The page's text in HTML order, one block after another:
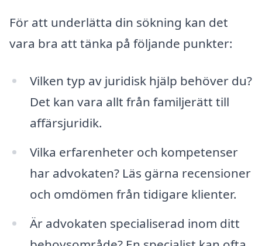
För att underlätta din sökning kan det
vara bra att tänka på följande punkter:
Vilken typ av juridisk hjälp behöver du?
Det kan vara allt från familjerätt till
affärsjuridik.
Vilka erfarenheter och kompetenser
har advokaten? Läs gärna recensioner
och omdömen från tidigare klienter.
Är advokaten specialiserad inom ditt